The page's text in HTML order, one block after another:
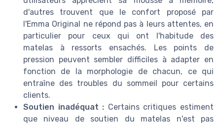
d'autres trouvent que le confort proposé par
l'Emma Original ne répond pas à leurs attentes, en
particulier pour ceux qui ont l'habitude des
matelas à ressorts ensachés. Les points de
pression peuvent sembler difficiles à adapter en
fonction de la morphologie de chacun, ce qui
entraîne des troubles du sommeil pour certains
clients.
Soutien inadéquat : Certains critiques estiment
que niveau de soutien du matelas n'est pas